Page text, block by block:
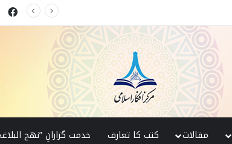
مقالات کتب کا تعارف خدمت گزارانِ ”نھج